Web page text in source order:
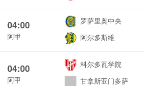
04:00
阿甲
罗萨里奥中央
阿尔多斯维
04:00
阿甲
科尔多瓦学院
甘拿斯亚门多萨